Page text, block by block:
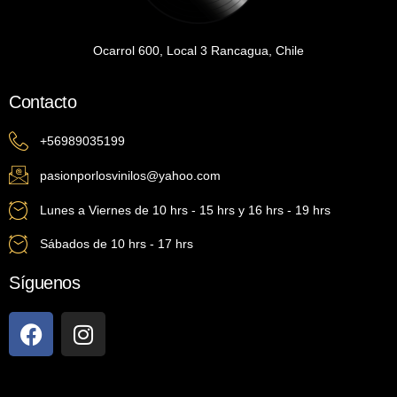
Ocarrol 600, Local 3 Rancagua, Chile
Contacto
+56989035199
pasionporlosvinilos@yahoo.com
Lunes a Viernes de 10 hrs - 15 hrs y 16 hrs - 19 hrs
Sábados de 10 hrs - 17 hrs
Síguenos